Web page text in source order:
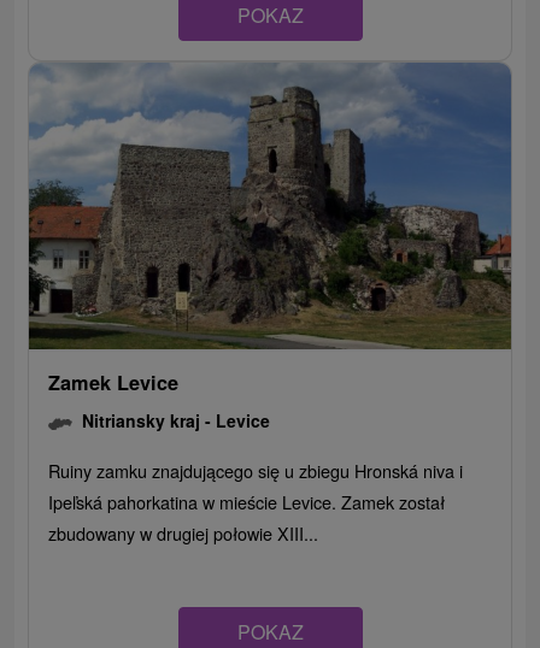
POKAZ
Zamek Levice
Nitriansky kraj - Levice
Ruiny zamku znajdującego się u zbiegu Hronská niva i
Ipeľská pahorkatina w mieście Levice. Zamek został
zbudowany w drugiej połowie XIII...
POKAZ